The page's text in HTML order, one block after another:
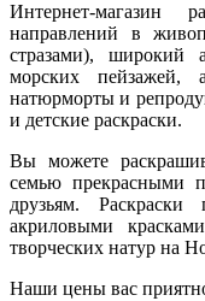
Интернет-магазин
направлений в
стразами), широкий
морских пейзажей,
натюрморты и
и детские раскраски.
Вы можете
семью прекрасными
друзьям.
акриловыми
творческих натур на
Наши цены вас